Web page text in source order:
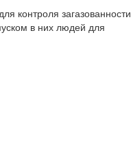
контроля загазованности
в них людей для